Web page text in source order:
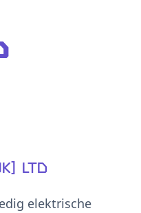
Ltd
elektrische